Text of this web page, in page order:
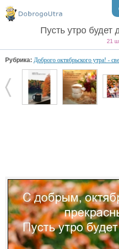
Пусть утро
21
Рубрика: Доброго октябрьского утра! -